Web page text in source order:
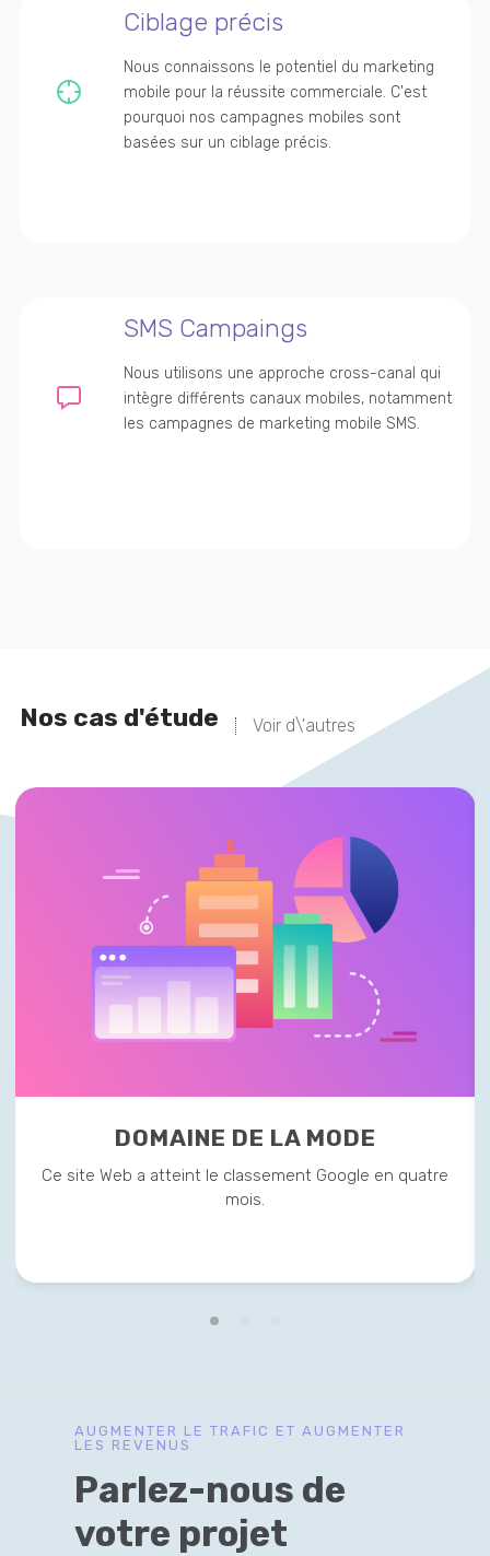
Ciblage précis
Nous connaissons le potentiel du marketing
mobile pour la réussite commerciale. C'est
pourquoi nos campagnes mobiles sont
basées sur un ciblage précis.
SMS Campaings
Nous utilisons une approche cross-canal qui
intègre différents canaux mobiles, notamment
les campagnes de marketing mobile SMS.
Nos cas d'étude Voir d\'autres
DOMAINE DE LA MODE
Ce site Web a atteint le classement Google en quatre
mois.
AUGMENTER LE TRAFIC ET AUGMENTER
LES REVENUS
Parlez-nous de
votre projet